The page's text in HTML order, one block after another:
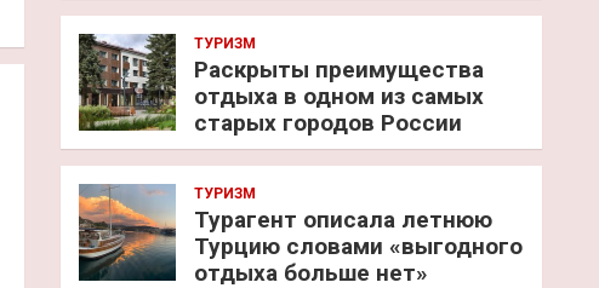
ТУРИЗМ
Раскрыты преимущества
отдыха в одном из самых
старых городов России
ТУРИЗМ
Турагент описала летнюю
Турцию словами «выгодного
отдыха больше нет»